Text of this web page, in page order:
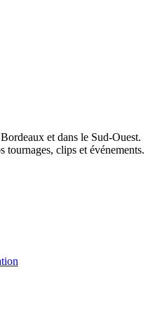
et dans le Sud-Ouest.
tournages, clips et événements.